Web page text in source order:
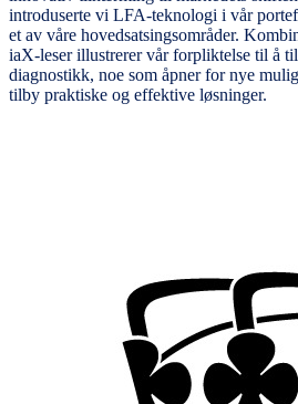
introduserte vi LFA-teknologi i vår
et av våre hovedsatsingsområder.
iaX-leser illustrerer vår forpliktelse til å
diagnostikk, noe som åpner for nye
tilby praktiske og effektive løsninger.